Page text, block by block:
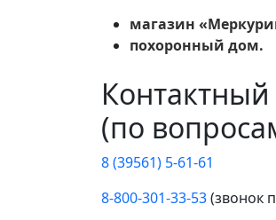
магазин
похоронный дом.
(по
8 (39561) 5-61-61
8-800-301-33-53(звонок